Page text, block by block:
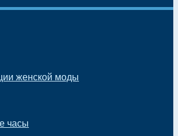
женской моды
часы